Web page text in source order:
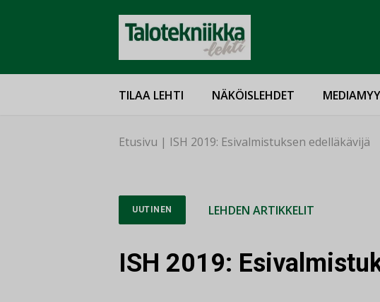
TILAA LEHTI NÄKÖISLEHDET
Etusivu | ISH 2019: Esivalmistuksen edelläkävijä
UUTINEN LEHDEN ARTIKKELIT
ISH 2019: